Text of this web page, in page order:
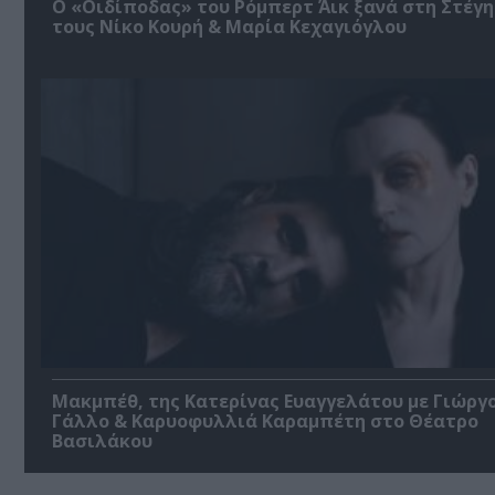
O «Οιδίποδας» του Ρόμπερτ Άικ ξανά στη
τους Νίκο Κουρή & Μαρία Κεχαγιόγλου
Μακμπέθ, της Κατερίνας Ευαγγελάτου με
Γάλλο & Καρυοφυλλιά Καραμπέτη στο Θέατρο
Βασιλάκου